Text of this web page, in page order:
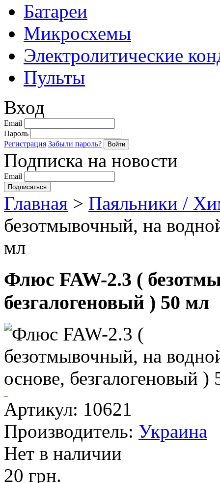
Батареи
Микросхемы
Электролитические
Пульты
Вход
Email
Пароль
Регистрация Забыли пароль?
Подписка на новости
Email
Главная > Паяльники /
безотмывочный, на
мл
Флюс FAW-2.3 (
безгалогеновый ) 50 мл
Артикул: 10621
Производитель: Украина
Нет в наличии
20 грн.